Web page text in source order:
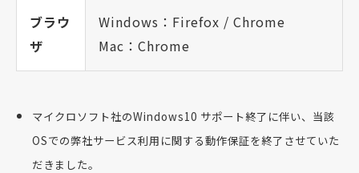
ブラウ
ザ
Windows：Firefox / Chrome
Mac：Chrome
マイクロソフト社のWindows10 サポート終了に伴い、当該
OSでの弊社サービス利用に関する動作保証を終了させていた
だきました。